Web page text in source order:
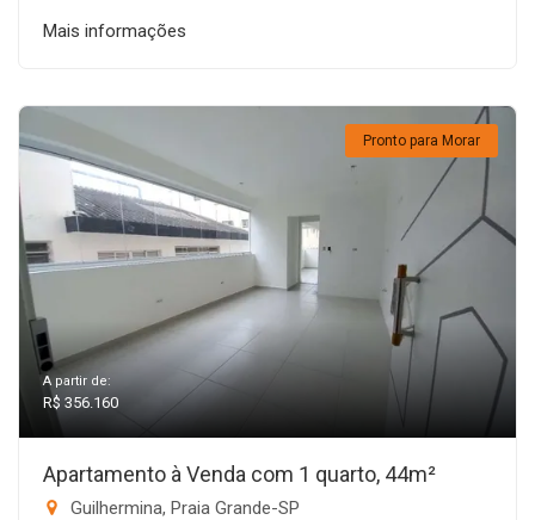
Mais informações
Pronto para Morar
A partir de:
R$ 356.160
Apartamento à Venda com 1 quarto, 44m²
Guilhermina, Praia Grande-SP